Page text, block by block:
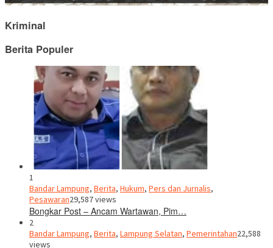
Kriminal
Berita Populer
1
Bandar Lampung, Berita, Hukum, Pers dan Jurnalis,
Pesawaran29,587 views
Bongkar Post – Ancam Wartawan, Pim…
2
Bandar Lampung, Berita, Lampung Selatan, Pemerintahan22,588
views